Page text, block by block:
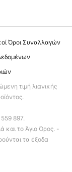
Όροι Συναλλαγών
τιμή λιανικής
897.
και το Άγιο Όρος. -
τα έξοδα